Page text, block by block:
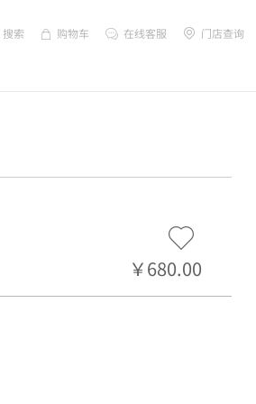
搜索 购物车 在线客服 门店查询
￥680.00